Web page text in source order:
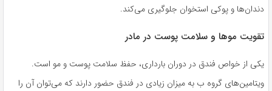
دندان‌ها و پوکی استخوان جلوگیری می‌کند.
تقویت موها و سلامت پوست در مادر
یکی از خواص فندق در دوران بارداری، حفظ سلامت پوست و مو است.
ویتامین‌های گروه ب به میزان زیادی در فندق حضور دارند که می‌توان آن را